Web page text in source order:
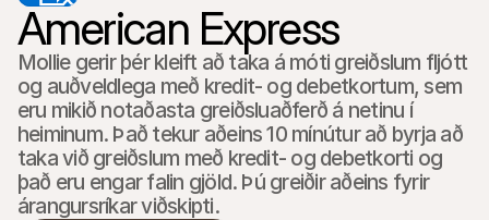
American Express
Mollie gerir þér kleift að taka á móti greiðslum fljótt
og auðveldlega með kredit- og debetkortum, sem
eru mikið notaðasta greiðsluaðferð á netinu í
heiminum. Það tekur aðeins 10 mínútur að byrja að
taka við greiðslum með kredit- og debetkorti og
það eru engar falin gjöld. Þú greiðir aðeins fyrir
árangursríkar viðskipti.
Snerta til að greiða á iPhone
Samþykktu snertingarlausar greiðslur
Lærðu meira
Greiðslur í eigin
Taktu við greiðslum
greiðslustöðvum og
Afgreiðsla
Bjóða upp á
sérsniðið að
Endurteknar
Safna endurteknum
áskriftargreiðslum